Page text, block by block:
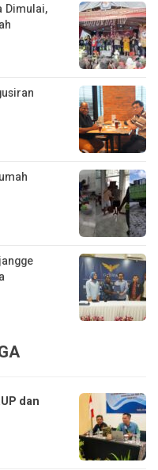
Dimulai,
dan